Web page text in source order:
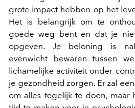
grote impact hebben op het
Het is belangrijk om te
goede weg bent en dat je
opgeven. Je beloning is
evenwicht bewaren tussen
lichamelijke activiteit onder
je gezondheid zorgen. Er zal
om alles tegelijk te doen, maar